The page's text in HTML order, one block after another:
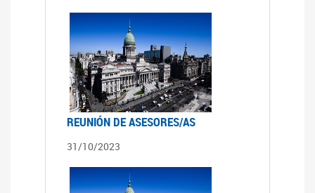
REUNIÓN DE ASESORES/AS
31/10/2023